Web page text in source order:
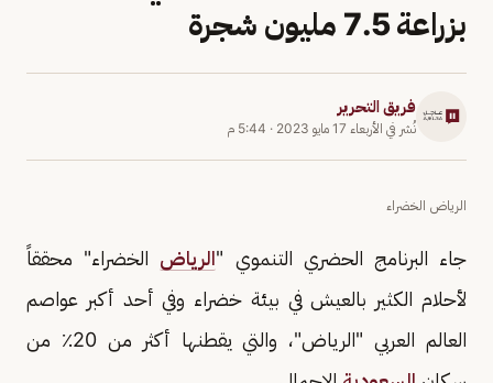
بزراعة 7.5 مليون شجرة
فريق التحرير
نُشر في الأربعاء 17 مايو 2023 · 5:44 م
الرياض الخضراء
جاء البرنامج الحضري التنموي "الرياض الخضراء" محققاً
لأحلام الكثير بالعيش في بيئة خضراء وفي أحد أكبر عواصم
العالم العربي "الرياض"، والتي يقطنها أكثر من 20٪ من